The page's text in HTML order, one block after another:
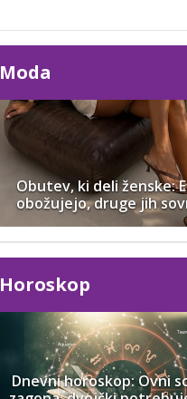
Moda
Obutev, ki deli ženske:
obožujejo, druge jih
Horoskop
Dnevni horoskop: Ovni